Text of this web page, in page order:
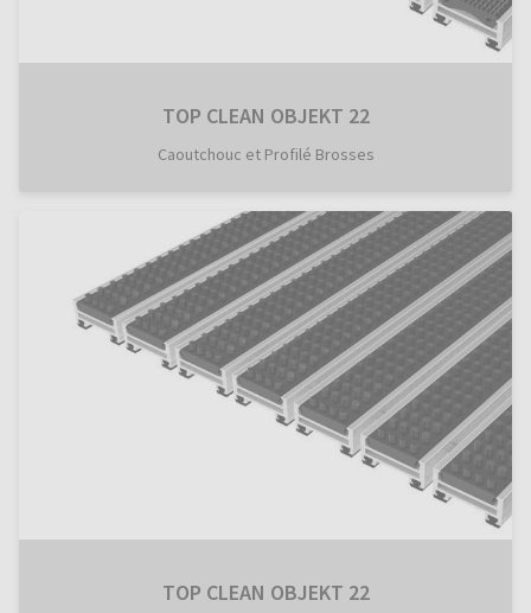
TOP CLEAN OBJEKT 22
Caoutchouc et Profilé Brosses
TOP CLEAN OBJEKT 22